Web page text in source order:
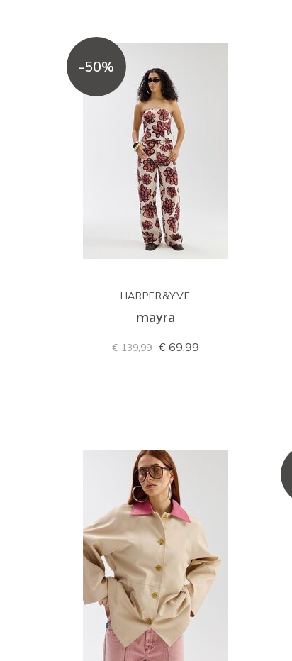
-50%
HARPER&YVE
mayra
€ 139,99 € 69,99